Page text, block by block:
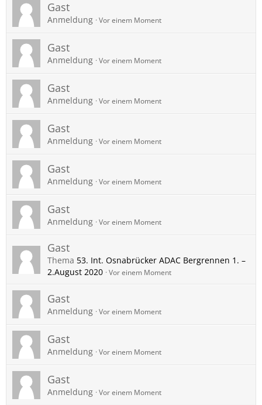
Gast
Anmeldung Vor einem Moment
Gast
Anmeldung Vor einem Moment
Gast
Anmeldung Vor einem Moment
Gast
Anmeldung Vor einem Moment
Gast
Anmeldung Vor einem Moment
Gast
Anmeldung Vor einem Moment
Gast
Thema 53. Int. Osnabrücker ADAC Bergrennen 1. –
2.August 2020 Vor einem Moment
Gast
Anmeldung Vor einem Moment
Gast
Anmeldung Vor einem Moment
Gast
Anmeldung Vor einem Moment